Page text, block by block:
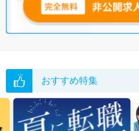
無料転職支援サービス
にお申し込み
グした上で求人をご提案いたします。
転職支援の他、情報収集や募集状況の
い。
おすすめ特集